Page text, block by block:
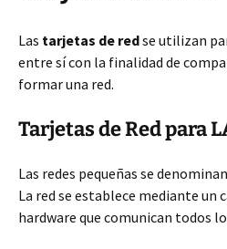
Las tarjetas de redse utilizan
entre sí con la finalidad de
formar una red.
Tarjetas de Red para
Las redes pequeñas se
La red se establece mediante un
hardware que comunican todos